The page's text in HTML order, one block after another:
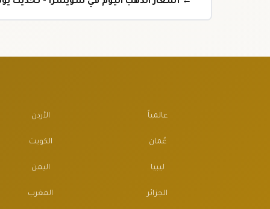
عالمياً الأردن
عُمان الكويت
ليبيا اليمن
الجزائر المغرب